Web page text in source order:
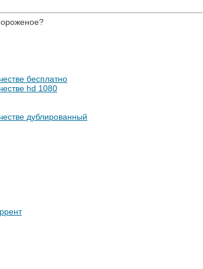
бесплатно
hd 1080
дублированный